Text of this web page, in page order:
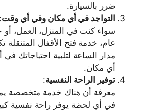
ضرر بالسيارة.
التواجد في أي مكان وفي أي وقت:
سواء كنت في المنزل، العمل،
عام، خدمة فتح الأقفال المتنقلة
مدار الساعة لتلبية احتياجاتك
أي مكان.
توفير الراحة النفسية:
معرفة أن هناك خدمة متخصصة
في أي لحظة يوفر راحة نفسية